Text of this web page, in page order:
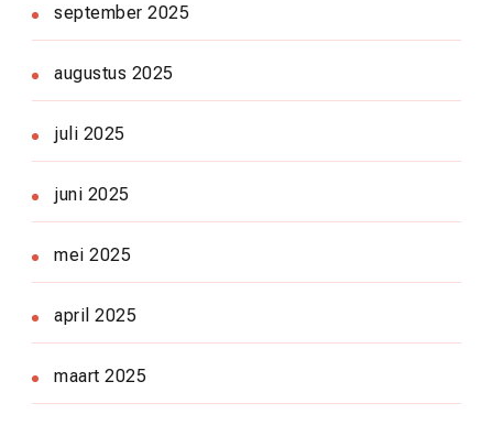
september 2025
augustus 2025
juli 2025
juni 2025
mei 2025
april 2025
maart 2025